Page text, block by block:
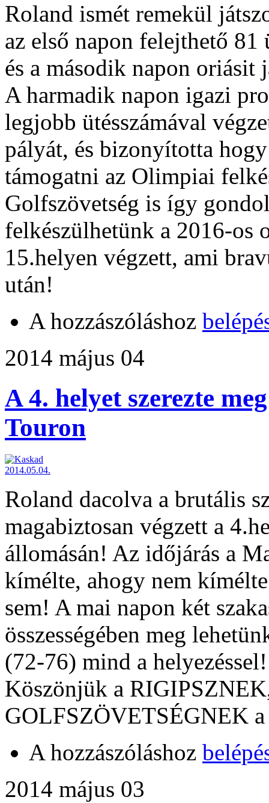
Roland ismét remekül
az első napon felejthető 81
és a második napon
A harmadik napon igazi
legjobb ütésszámával
pályát, és bizonyította
támogatni az Olimpiai
Golfszövetség is így
felkészülhetünk a 2016-os
15.helyen végzett, ami
után!
A hozzászóláshoz
2014 május 04
A 4. helyet szerezte
Touron
Roland dacolva a brutális
magabiztosan végzett a
állomásán! Az időjárás a
kímélte, ahogy nem
sem! A mai napon két
összességében meg
(72-76) mind a
Köszönjük a
GOLFSZÖVETSÉGNEK a
A hozzászóláshoz
2014 május 03